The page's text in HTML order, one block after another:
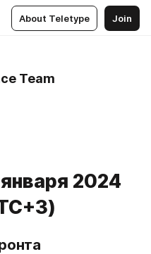
About Teletype Join
Team
2024